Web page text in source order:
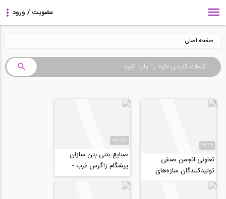
صفحه اصلی
09:14
تعاونی انجمن صنفی
تولیدکنندگان سازه‌های
فولادی (کامسی) - بازدید از
نوزدهمین...
03:56
صنایع بتنی بتن سازان
پیشگام زاگرس غرب -
بازدید از نوزدهمین
نمایشگاه بین المللی...